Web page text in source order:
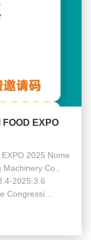
EXPO
2025 Nome
Co.,
2025.3.6
Congressi